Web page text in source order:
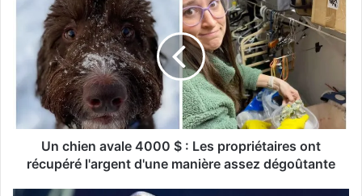
Un chien avale 4000 $ : Les propriétaires ont
récupéré l'argent d'une manière assez dégoûtante